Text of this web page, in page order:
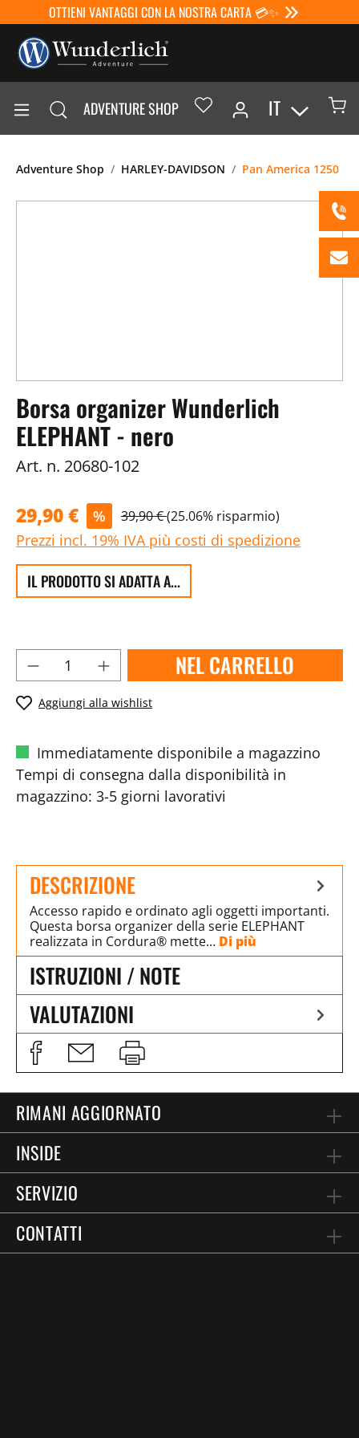
OTTIENI VANTAGGI CON LA NOSTRA CARTA 💳✨
ADVENTURE SHOP IT
Adventure Shop HARLEY-DAVIDSON Pan America 1250
Borsa organizer Wunderlich
ELEPHANT - nero
Art. n. 20680-102
29,90 € % 39,90 €(25.06% risparmio)
Prezzi incl. 19% IVA più costi di spedizione
IL PRODOTTO SI ADATTA A...
NEL CARRELLO
Aggiungi alla wishlist
Immediatamente disponibile a magazzino
Tempi di consegna dalla disponibilità in
magazzino: 3-5 giorni lavorativi
DESCRIZIONE
Accesso rapido e ordinato agli oggetti importanti.
Questa borsa organizer della serie ELEPHANT
realizzata in Cordura® mette… Di più
ISTRUZIONI / NOTE
VALUTAZIONI
RIMANI AGGIORNATO
INSIDE
SERVIZIO
CONTATTI